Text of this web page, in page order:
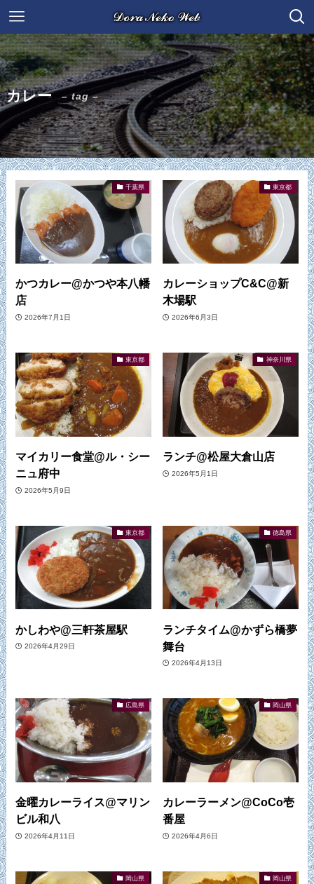
カレー – tag –
千葉県
かつカレー@かつや本八幡
店
2026年7月1日
東京都
カレーショップC&C@新
木場駅
2026年6月3日
東京都
マイカリー食堂@ル・シー
ニュ府中
2026年5月9日
神奈川県
ランチ@松屋大倉山店
2026年5月1日
東京都
かしわや@三軒茶屋駅
2026年4月29日
徳島県
ランチタイム@かずら橋夢
舞台
2026年4月13日
広島県
金曜カレーライス@マリン
ビル和八
2026年4月11日
岡山県
カレーラーメン@CoCo壱
番屋
2026年4月6日
岡山県 岡山県